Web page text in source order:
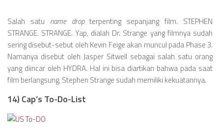
Salah satu name dropterpenting sepanjang film. STEPHEN
STRANGE. STRANGE. Yap, dialah Dr. Strange yang filmnya sudah
sering disebut-sebut oleh Kevin Feige akan muncul pada Phase 3.
Namanya disebut oleh Jasper Sitwell sebagai salah satu orang
yang diincar oleh HYDRA. Hal ini bisa diartikan bahwa pada saat
film berlangsung, Stephen Strange sudah memiliki kekuatannya.
14) Cap’s To-Do-List